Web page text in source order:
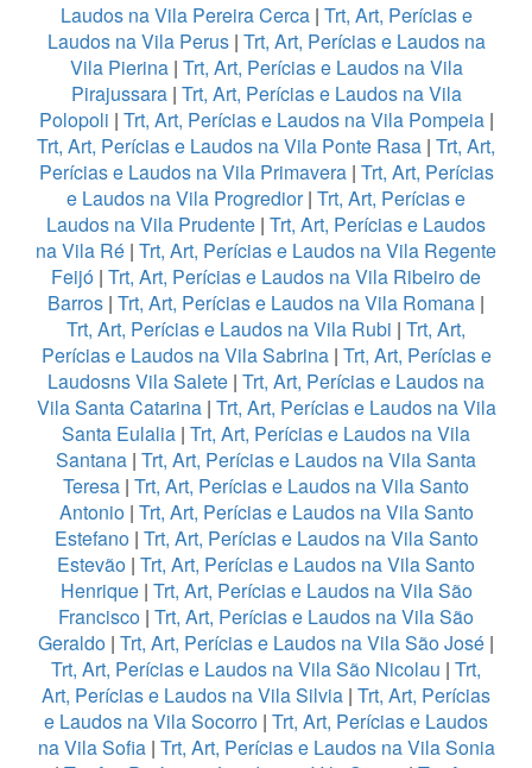
Laudos na Vila Pereira Cerca| Trt, Art, Perícias e
Laudos na Vila Perus| Trt, Art, Perícias e Laudos na
Vila Pierina| Trt, Art, Perícias e Laudos na Vila
Pirajussara| Trt, Art, Perícias e Laudos na Vila
Polopoli | Trt, Art, Perícias e Laudos na Vila Pompeia|
Trt, Art, Perícias e Laudos na Vila Ponte Rasa | Trt, Art,
Perícias e Laudos na Vila Primavera| Trt, Art, Perícias
e Laudos na Vila Progredior| Trt, Art, Perícias e
Laudos na Vila Prudente | Trt, Art, Perícias e Laudos
na Vila Ré | Trt, Art, Perícias e Laudos na Vila Regente
Feijó | Trt, Art, Perícias e Laudos na Vila Ribeiro de
Barros | Trt, Art, Perícias e Laudos na Vila Romana |
Trt, Art, Perícias e Laudos na Vila Rubi | Trt, Art,
Perícias e Laudos na Vila Sabrina| Trt, Art, Perícias e
Laudosns Vila Salete | Trt, Art, Perícias e Laudos na
Vila Santa Catarina| Trt, Art, Perícias e Laudos na Vila
Santa Eulalia | Trt, Art, Perícias e Laudos na Vila
Santana | Trt, Art, Perícias e Laudos na Vila Santa
Teresa | Trt, Art, Perícias e Laudos na Vila Santo
Antonio| Trt, Art, Perícias e Laudos na Vila Santo
Estefano| Trt, Art, Perícias e Laudos na Vila Santo
Estevão | Trt, Art, Perícias e Laudos na Vila Santo
Henrique| Trt, Art, Perícias e Laudos na Vila São
Francisco | Trt, Art, Perícias e Laudos na Vila São
Geraldo | Trt, Art, Perícias e Laudos na Vila São José |
Trt, Art, Perícias e Laudos na Vila São Nicolau | Trt,
Art, Perícias e Laudos na Vila Silvia | Trt, Art, Perícias
e Laudos na Vila Socorro | Trt, Art, Perícias e Laudos
na Vila Sofia| Trt, Art, Perícias e Laudos na Vila Sonia